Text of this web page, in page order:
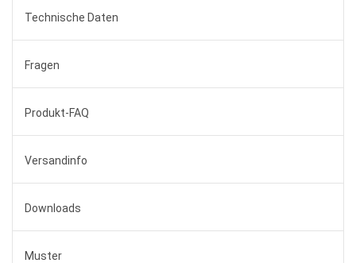
Technische Daten
Fragen
Produkt-FAQ
Versandinfo
Downloads
Muster